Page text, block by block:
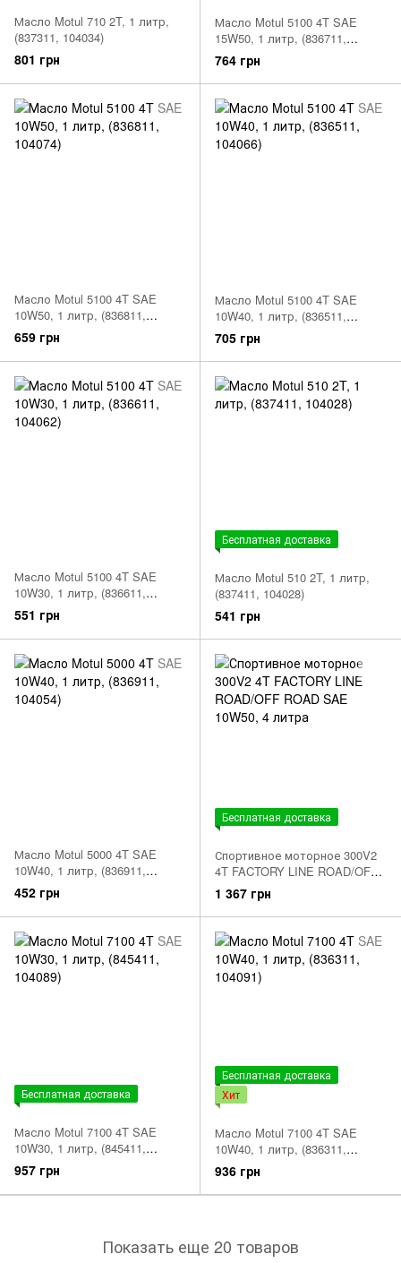
Масло Motul 710 2T, 1 литр,
(837311, 104034)
801 грн
Масло Motul 5100 4T SAE
15W50, 1 литр, (836711,
104080)
764 грн
Масло Motul 5100 4T SAE
10W50, 1 литр, (836811,
104074)
659 грн
Масло Motul 5100 4T SAE
10W40, 1 литр, (836511,
104066)
705 грн
Масло Motul 5100 4T SAE
10W30, 1 литр, (836611,
104062)
551 грн
Бесплатная доставка
Масло Motul 510 2T, 1 литр,
(837411, 104028)
541 грн
Масло Motul 5000 4T SAE
10W40, 1 литр, (836911,
104054)
452 грн
Бесплатная доставка
Спортивное моторное 300V2
4T FACTORY LINE ROAD/OFF
ROAD SAE 10W50, 4 литра
1 367 грн
Бесплатная доставка
Масло Motul 7100 4T SAE
10W30, 1 литр, (845411,
104089)
957 грн
Бесплатная доставка
Хит
Масло Motul 7100 4T SAE
10W40, 1 литр, (836311,
104091)
936 грн
Показать еще 20 товаров